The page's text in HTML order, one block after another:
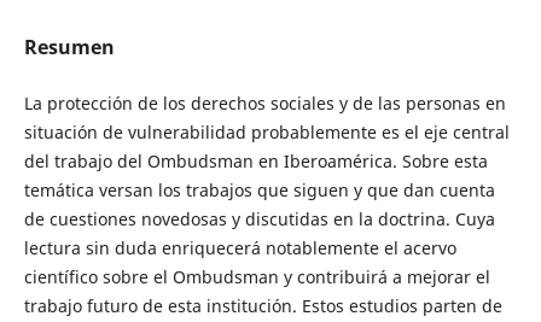
Resumen
La protección de los derechos sociales y de las personas en
situación de vulnerabilidad probablemente es el eje central
del trabajo del Ombudsman en Iberoamérica. Sobre esta
temática versan los trabajos que siguen y que dan cuenta
de cuestiones novedosas y discutidas en la doctrina. Cuya
lectura sin duda enriquecerá notablemente el acervo
científico sobre el Ombudsman y contribuirá a mejorar el
trabajo futuro de esta institución. Estos estudios parten de